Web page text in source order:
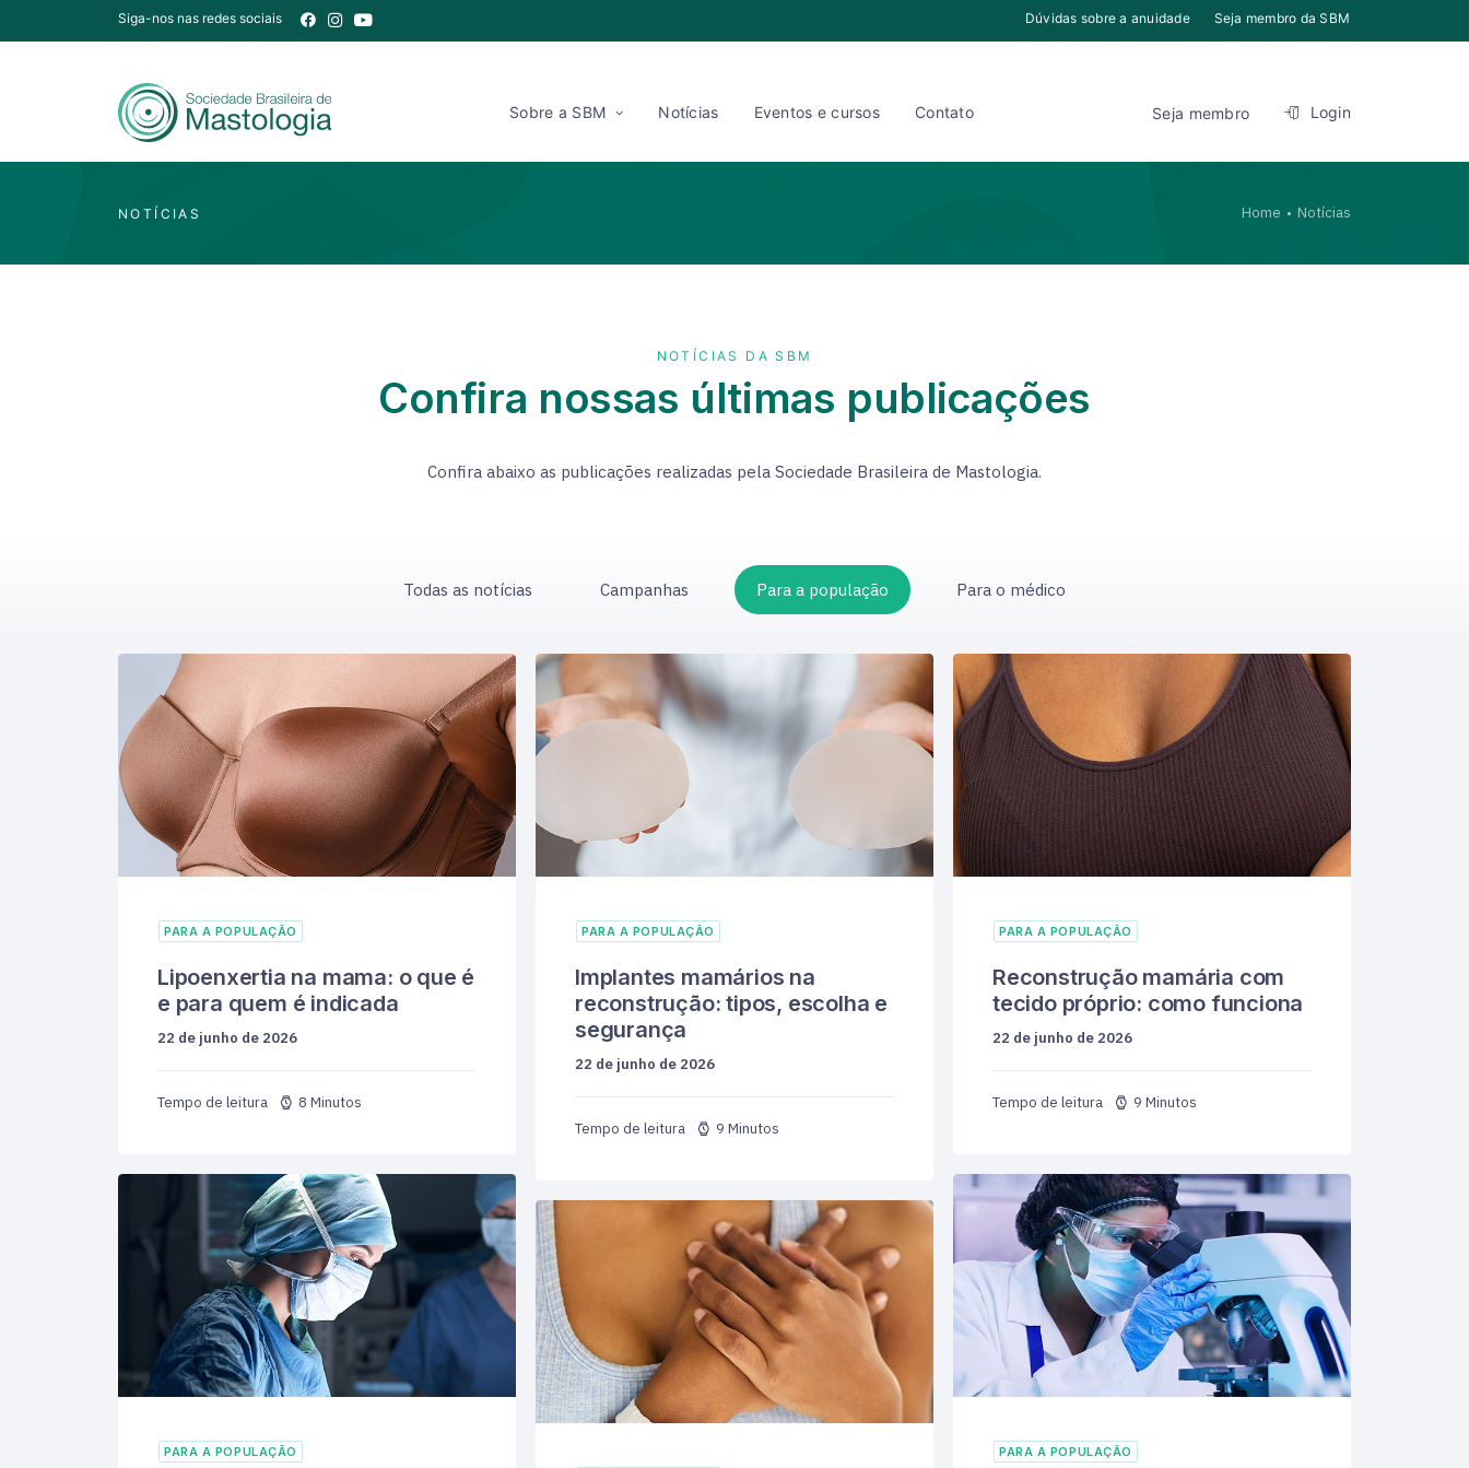
Siga-nos nas redes sociais Dúvidas sobre a anuidade Seja membro da SBM
Sobre a SBM Notícias Eventos e cursos Contato Seja membro Login
NOTÍCIAS Home Notícias
NOTÍCIAS DA SBM
Confira nossas últimas publicações
Confira abaixo as publicações realizadas pela Sociedade Brasileira de Mastologia.
Todas as notícias Campanhas Para a população Para o médico
PARA A POPULAÇÃO
Lipoenxertia na mama: o que é
e para quem é indicada
22 de junho de 2026
8 Minutos
PARA A POPULAÇÃO
Implantes mamários na
reconstrução: tipos, escolha e
segurança
22 de junho de 2026
9 Minutos
PARA A POPULAÇÃO
Reconstrução mamária com
tecido próprio: como funciona
22 de junho de 2026
9 Minutos
PARA A POPULAÇÃO PARA A POPULAÇÃO